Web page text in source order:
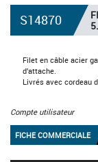
S14870
Filet en câble acier
d'attache.
Livrés avec cordeau
Compte utilisateur
FICHE COMMERCIALE